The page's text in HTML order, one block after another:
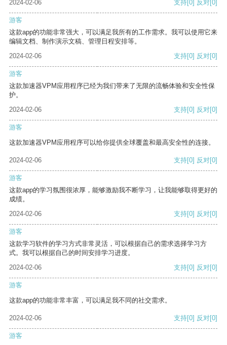
2024-02-06 支持[0] 反对[0]
游客
这款app的功能非常强大，可以满足我所有的工作需求。我可以使用它来
编辑文档、制作演示文稿、管理日程安排等。
2024-02-06
支持[0] 反对[0]
游客
这款加速器VPM应用程序已经为我们带来了无限的流畅体验和安全性保
护。
2024-02-06
支持[0] 反对[0]
游客
这款加速器VPM应用程序可以给你提供全球覆盖和最高安全性的连接。
2024-02-06 支持[0] 反对[0]
游客
这款app的学习氛围很浓厚，能够激励我不断学习，让我能够取得更好的
成绩。
2024-02-06
支持[0] 反对[0]
游客
这款学习软件的学习方式非常灵活，可以根据自己的需求选择学习方
式。我可以根据自己的时间安排学习进度。
2024-02-06
支持[0] 反对[0]
游客
这款app的功能非常丰富，可以满足我不同的社交需求。
2024-02-06 支持[0] 反对[0]
游客